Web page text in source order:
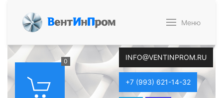
ВентИнПром Меню
0 INFO@VENTINPROM.RU
+7 (993) 621-14-32